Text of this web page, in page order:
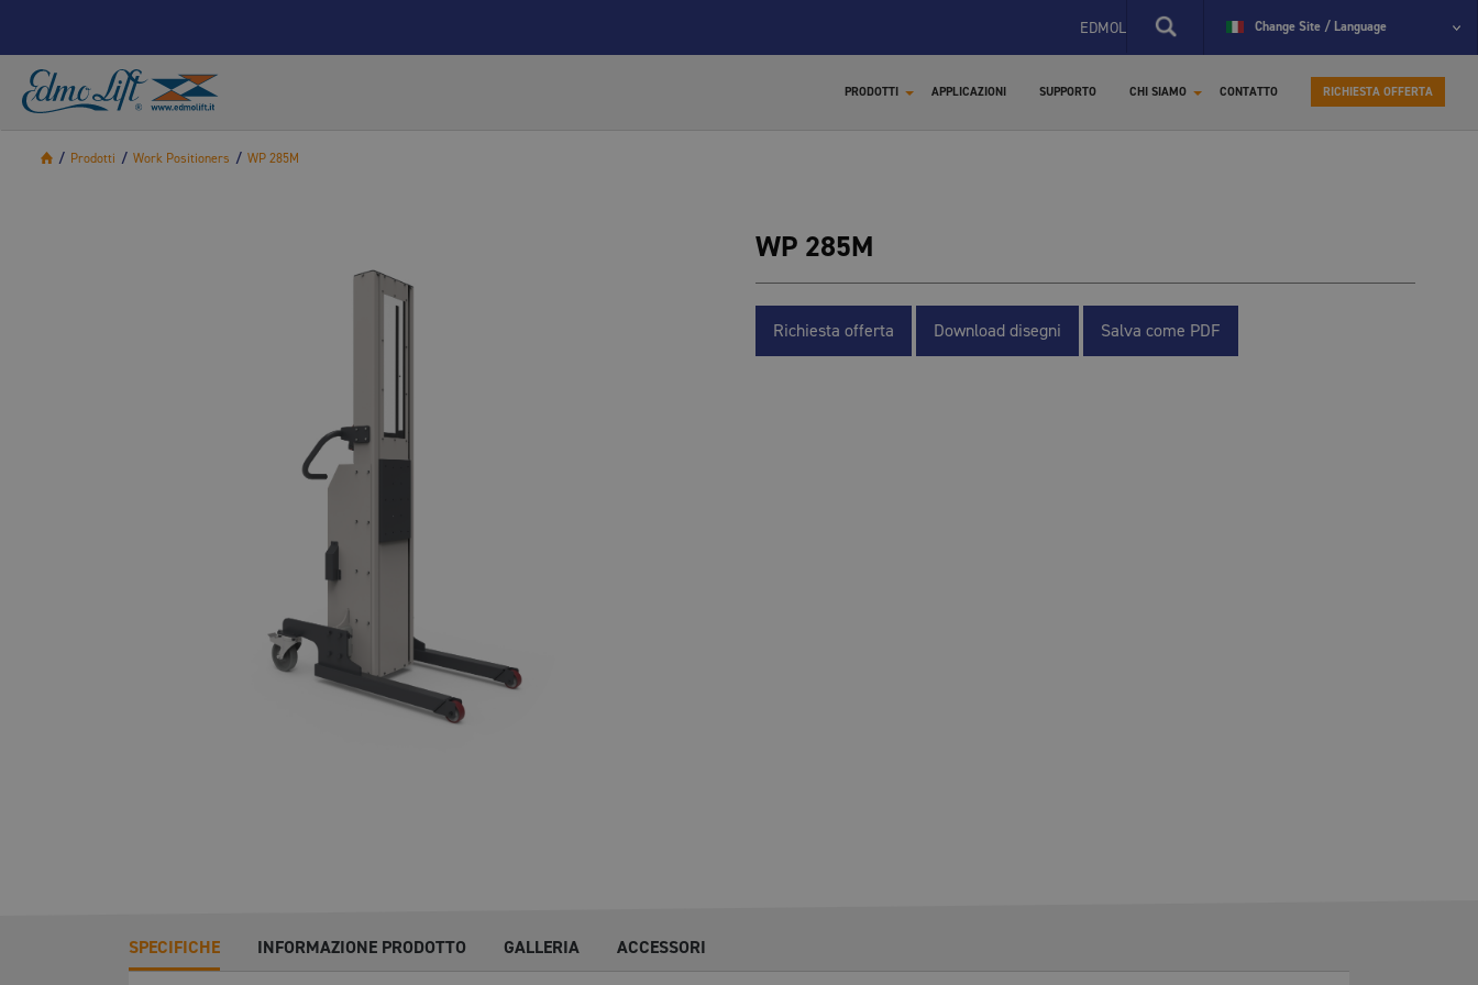
Change Site / Language
EDMOLIFT LANCIA IL NUOVO SITO SPECIFICO PER I RICAMBI
PRODOTTI APPLICAZIONI SUPPORTO CHI SIAMO CONTATTO RICHIESTA OFFERTA
/ Prodotti / Work Positioners / WP 285M
WP 285M
Richiesta offerta Download disegni Salva come PDF
SPECIFICHE INFORMAZIONE PRODOTTO GALLERIA ACCESSORI